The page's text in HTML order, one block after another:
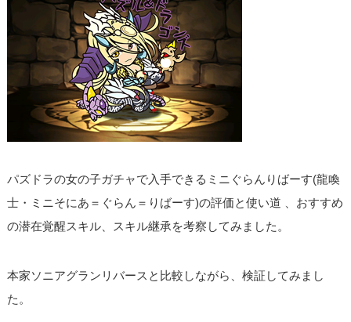
パズドラの女の子ガチャで入手できるミニぐらんりばーす(龍喚
士・ミニそにあ＝ぐらん＝りばーす)の評価と使い道 、おすすめ
の潜在覚醒スキル、スキル継承を考察してみました。
本家ソニアグランリバースと比較しながら、検証してみまし
た。